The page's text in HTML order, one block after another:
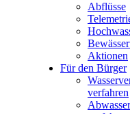
Abflüsse
Aktionen
Für den Bürger
verfahren